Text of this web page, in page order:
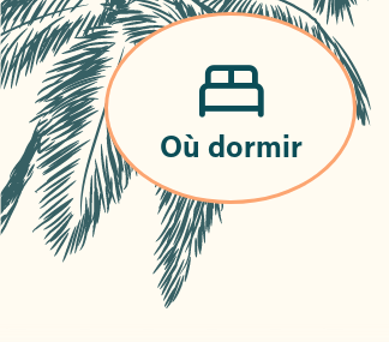
Où dormir